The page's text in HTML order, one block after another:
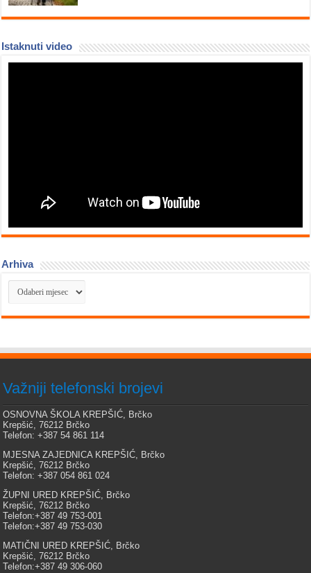
Istaknuti video
Arhiva
Arhiva
Važniji telefonski brojevi
OSNOVNA ŠKOLA KREPŠIĆ, Brčko
Krepšić, 76212 Brčko
Telefon: +387 54 861 114
MJESNA ZAJEDNICA KREPŠIĆ, Brčko
Krepšić, 76212 Brčko
Telefon: +387 054 861 024
ŽUPNI URED KREPŠIĆ, Brčko
Krepšić, 76212 Brčko
Telefon:+387 49 753-001
Telefon:+387 49 753-030
MATIČNI URED KREPŠIĆ, Brčko
Krepšić, 76212 Brčko
Telefon:+387 49 306-060